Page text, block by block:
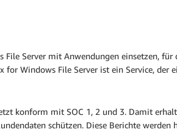
File Server mit Anwendungen einsetzen,
for Windows File Server ist ein Service,
konform mit SOC 1, 2 und 3. Damit
schützen. Diese Berichte